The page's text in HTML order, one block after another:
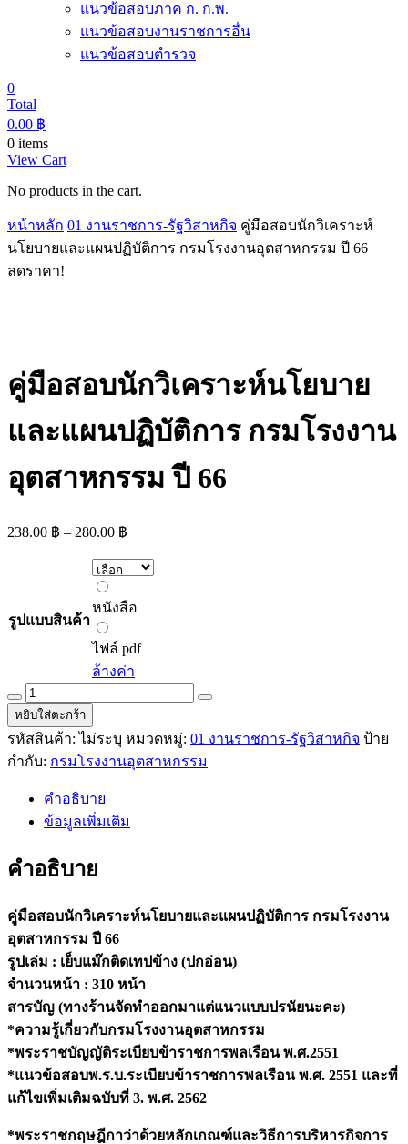
แนวข้อสอบภาค ก. ก.พ.
แนวข้อสอบงานราชการอื่น
แนวข้อสอบตำรวจ
0
Total
0.00 ฿
0 items
View Cart
No products in the cart.
หน้าหลัก 01 งานราชการ-รัฐวิสาหกิจ คู่มือสอบนักวิเคราะห์
นโยบายและแผนปฏิบัติการ กรมโรงงานอุตสาหกรรม ปี 66
ลดราคา!
คู่มือสอบนักวิเคราะห์นโยบาย
และแผนปฏิบัติการ กรมโรงงาน
อุตสาหกรรม ปี 66
238.00 ฿ – 280.00 ฿
238.00 ฿
280.00 ฿
รูปแบบสินค้า
หนังสือ
หนังสือ
ไฟล์
pdf
ไฟล์ pdf
ล้างค่า
คู่มือ
สอบ
นัก
วิเคราะห์
และ
แผน
การ
โรงงาน
อุตสาหกรรม
ปี
66
quantity
หยิบใส่ตะกร้า
รหัสสินค้า:ไม่ระบุ หมวดหมู่: 01 งานราชการ-รัฐวิสาหกิจ ป้าย
กำกับ: กรมโรงงานอุตสาหกรรม
คำอธิบาย
ข้อมูลเพิ่มเติม
คำอธิบาย
คู่มือสอบนักวิเคราะห์นโยบายและแผนปฏิบัติการ กรมโรงงาน
อุตสาหกรรม ปี 66
รูปเล่ม : เย็บแม๊กติดเทปข้าง (ปกอ่อน)
จำนวนหน้า : 310 หน้า
สารบัญ (ทางร้านจัดทำออกมาแต่แนวแบบปรนัยนะคะ)
*ความรู้เกี่ยวกับกรมโรงงานอุตสาหกรรม
*พระราชบัญญัติระเบียบข้าราชการพลเรือน พ.ศ.2551
*แนวข้อสอบพ.ร.บ.ระเบียบข้าราชการพลเรือน พ.ศ. 2551 และที่
แก้ไขเพิ่มเติมฉบับที่ 3. พ.ศ. 2562
*พระราชกฤษฎีกาว่าด้วยหลักเกณฑ์และวิธีการบริหารกิจการ